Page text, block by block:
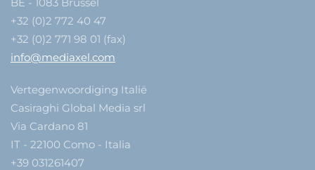
+32 (0)2 772 40 47
+32 (0)2 771 98 01 (fax)
info@mediaxel.com
Vertegenwoordiging Italië
Casiraghi Global Media srl
Via Cardano 81
IT - 22100 Como - Italia
+39 031261407